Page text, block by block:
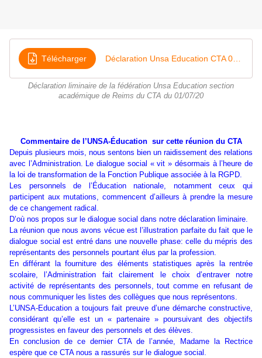
Télécharger
Déclaration liminaire de la fédération Unsa Education section
académique de Reims du CTA du 01/07/20
Commentaire de l’UNSA-Éducation sur cette réunion du CTA
Depuis plusieurs mois, nous sentons bien un raidissement des relations
avec l’Administration. Le dialogue social « vit » désormais à l’heure de
la loi de transformation de la Fonction Publique associée à la RGPD.
Les personnels de l’Éducation nationale, notamment ceux qui
participent aux mutations, commencent d’ailleurs à prendre la mesure
de ce changement radical.
D’où nos propos sur le dialogue social dans notre déclaration liminaire.
La réunion que nous avons vécue est l’illustration parfaite du fait que le
dialogue social est entré dans une nouvelle phase: celle du mépris des
représentants des personnels pourtant élus par la profession.
En différant la fourniture des éléments statistiques après la rentrée
scolaire, l’Administration fait clairement le choix d’entraver notre
activité de représentants des personnels, tout comme en refusant de
nous communiquer les listes des collègues que nous représentons.
L’UNSA-Education a toujours fait preuve d’une démarche constructive,
considérant qu’elle est un « partenaire » poursuivant des objectifs
progressistes en faveur des personnels et des élèves.
En conclusion de ce dernier CTA de l’année, Madame la Rectrice
espère que ce CTA nous a rassurés sur le dialogue social.